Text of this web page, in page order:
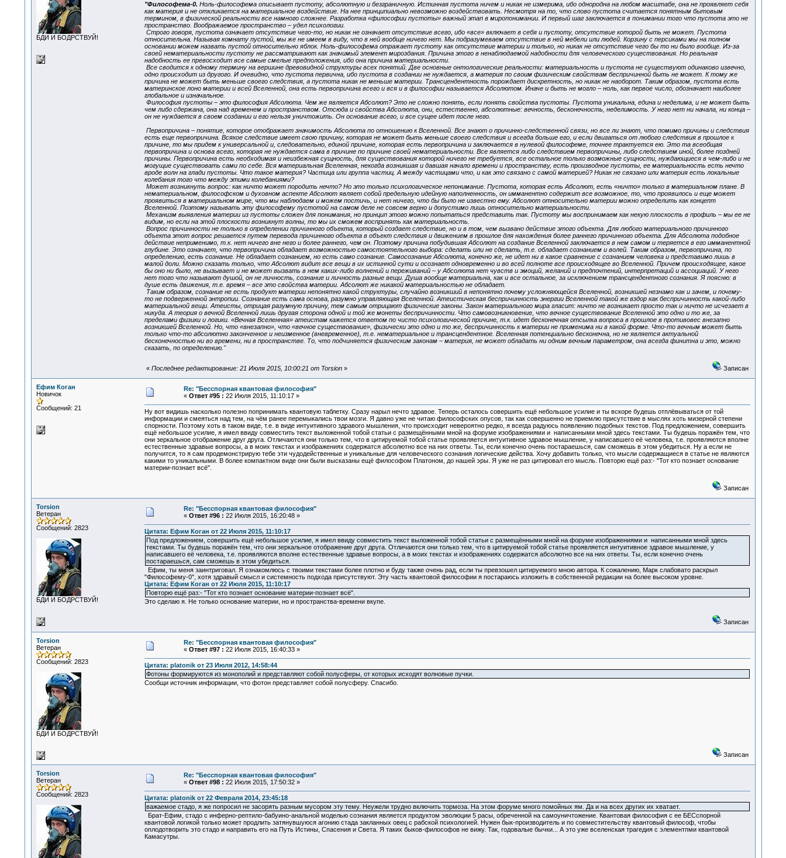
БДИ И БОДРСТВУЙ!
"Философема-0. Ноль-философема описывает пустоту, абсолютную и безграничную. Истинная пустота ничем и никак не измерима, ибо однородна на любом масштабе, она не проявляет себя
как материя и не откликается на материальное воздействие. На нее принципиально невозможно воздействовать. Несмотря на то, что слово пустота считается понятным бытовым
термином, в физической реальности все намного сложнее. Разработка «философии пустоты» важный этап в миропонимании. И первый шаг заключается в понимании того что пустота это не
пространство. Воображаемое пространство – удел психологии.
Строго говоря, пустота означает отсутствие чего-то, но никак не означает отсутствие всего, ибо «все» включает в себя и пустоту, отсутствие которой быть не может. Пустота
относительна. Называя комнату пустой, мы же не имеем в виду, что в ней вообще ничего нет. Мы подразумеваем отсутствие в ней мебели или людей. Корзину с персиками мы на полном
основании можем назвать пустой относительно яблок. Ноль-философема отражает пустоту как отсутствие материи и только, но никак не отсутствие чего бы то ни было вообще. Из-за
своей нематериальности пустоту не рассматривают как значимый элемент мироздания. Причина этого в ненаблюдаемой надобности для человеческого существования. Но реальная
надобность ее превосходит все самые смелые предположения, ибо она причина материальности.
Все сводится к одному термину на вершине древовидной структуры всех понятий. Две основные онтологические реальности: материальность и пустота не существуют одинаково извечно,
одно происходит из другого. И очевидно, что пустота первична, ибо пустота в создании не нуждается, а материя по своим физическим свойствам беспричинной быть не может. К тому же
причина не может быть меньше своего следствия, а пустота никак не меньше материи. Трансцендентность порождает дискретность, но никак не наоборот. Таким образом, пустота есть
материнское лоно материи и всей Вселенной, она есть первопричина всего и вся и в философии называется Абсолютом. Иначе и быть не могло – ноль, как первое число, обозначает наиболее
глобальное и изначальное.
Философия пустоты – это философия Абсолюта. Чем же является Абсолют? Это не сложно понять, если понять свойства пустоты. Пустота уникальна, едина и неделима, и не может быть
чем либо сдержана, она над временем и пространством. Отсюда и свойства Абсолюта, они, естественно, абсолютные: вечность, бесконечность, неделимость. У него нет ни начала, ни конца –
он не нуждается в своем создании и его нельзя уничтожить. Он основание всего, и все сущее идет после него.
Первопричина – понятие, которое отображает значимость Абсолюта по отношению к Вселенной. Все знают о причинно-следственной связи, но все ли знают, что помимо причины и следствия
есть еще первопричина. Всякое следствие имеет свою причину, которая не может быть меньше своего следствия и всегда больше его, и если двигаться от любого следствия в прошлое к
причине, то мы придем к универсальной и, следовательно, единой причине, которая есть первопричина и заключается в нулевой философеме, точнее трактуется ею. Это та всеобщая
первопричина и основа всего, которая не нуждается сама в причине по причине своей нематериальности. Все является либо следствием первопричины, либо следствием иной, более поздней
причины. Первопричина есть необходимая и неизбежная сущность, для существования которой ничего не требуется, все остальное только возможные сущности, нуждающиеся в чем-либо и не
могущие существовать сами по себе. Вся материальная Вселенная, некогда возникшая и давшая начало времени и пространству, есть производное пустоты, ее материальность есть нечто
вроде волн на глади пустоты. Что такое материя? Частица или группа частиц. А между частицами что, и как это связано с самой материей? Никак не связано или материя есть локальные
колебания того что между этими колебаниями?
Может возникнуть вопрос: как ничто может породить нечто? Но это только психологическое непонимание. Пустота, которая есть Абсолют, есть «ничто» только в материальном плане. В
нематериальном, философском и духовном аспекте Абсолют являет собой предельную идейную наполненность, он имманентно содержит все возможное, то, что проявилось и еще может
проявиться в материальном мире, что мы наблюдаем и можем постичь, и нет ничего, что бы было не известно ему. Абсолют относительно материи можно определить как концепт
Вселенной. Поэтому называть эту философему пустотой на самом деле не совсем верно и допустимо лишь относительно материальности.
Механизм выявления материи из пустоты сложен для понимания, но принцип этого можно попытаться представить так. Пустоту мы воспринимаем как некую плоскость в профиль – мы ее не
видим, но если на этой плоскости возникнут волны, то мы их сможем воспринять как материальность.
Вопрос причинности не только в определении причинного объекта, который создает следствие, но и в том, чем вызвано действие этого объекта. Для любого материального причинного
объекта этот вопрос решается путем перевода причинного объекта в объект следствия и движением в прошлое для нахождения более раннего причинного объекта. Для Абсолюта подобное
действие неприменимо, т.к. нет ничего вне него и более раннего, чем он. Поэтому причина побудившая Абсолют на создание Вселенной заключается в нем самом и теряется в его имманентной
глубине. Это означает, что первопричина обладает возможностью самостоятельного выбора: сделать или не сделать, т.е. обладает сознанием и волей. Таким образом, первопричина, по
определению, есть сознание. Не обладает сознанием, но есть само сознание. Самосознание Абсолюта, конечно же, не идет ни в какое сравнение с сознанием человека и представимо лишь в
малой доли. Можно сказать только, что Абсолют видит все вещи в их истинной сути и осознает одновременно и во всей полноте все происходящее во Вселенной. Причем происходящее, какое
бы оно ни было, не вызывает и не может вызвать в нем каких-либо волнений и переживаний – у Абсолюта нет чувств и эмоций, желаний и предпочтений, интерпретаций и ассоциаций. У него
нет того что называют душой, он не личность, сознание и личность разные вещи. Душа вообще материальна, как и все остальное, за исключением трансцендентного сознания. Я поясню: в
душе есть движения, т.е. время – все это свойства материи. Абсолют же никакой материальностью не обладает.
Таким образом, сознание не есть продукт материи непонятно какой структуры, случайно возникший в непонятно почему усложняющейся Вселенной, возникшей незнамо как и зачем, и почему-
то не подверженной энтропии. Сознание есть сама основа, разумно управляющая Вселенной. Атеистическая беспричинность энергии Вселенной такой же вздор как беспричинность какой-либо
материальной вещи. Атеисты, отрицая разумную причину, тем самым отрицают физические законы. Закон материального мира гласит: ничто не возникает просто так и ничто не исчезает в
никуда. А теория о вечной Вселенной лишь другая сторона одной и той же монеты беспричинности. Что самовозникновение, что вечное существование Вселенной это одно и то же, за
пределами физики и логики. «Вечная Вселенная» атеистам кажется ответом по чисто психологической причине, т.к. идет бесконечная отсылка вопроса в прошлое в противовес внезапно
возникшей Вселенной. Но, что «внезапно», что «вечное существование», физически это одно и то же, беспричинность к материи не применима ни в какой форме. Что-то вечным может быть
только что-то абсолютно законченное и неизменное (вневременное), т.е. нематериальное и трансцендентное. Вселенная потенциально бесконечна, но не является актуальной
бесконечностью ни во времени, ни в пространстве. То, что подчиняется физическим законам – материя, не может обладать ни одним вечным параметром, она всегда финитна и это, можно
сказать, по определению."
« Последнее редактирование: 21 Июля 2015, 10:00:21 от Torsion» Записан
Ефим Коган
Новичок
Сообщений: 21
Re: "Бесспорная квантовая философия"
« Ответ #95 : 22 Июля 2015, 11:10:17 »
Ну вот видишь насколько полезно попринимать квантовую таблетку. Сразу нарыл нечто здравое. Теперь осталось совершить ещё небольшое усилие и ты вскоре будешь отплёвываться от той
информации и смеяться над тем, на чём ранее перемыкались твои мозги. Я давно уже не читаю философских опусов, так как совершенно не приемлю присутствие в мыслях хоть мизерной степени
спорности. Поэтому хоть в таком виде, т.е. в виде интуитивного здравого мышления, что происходит невероятно редко, я всегда радуюсь появлению подобных текстов. Под предложением, совершить
ещё небольшое усилие, я имел ввиду совместить текст выложенной тобой статьи с размещёнными мной на форуме изображениями и написанными мной здесь текстами. Ты будешь поражён тем, что
они зеркальное отображение друг друга. Отличаются они только тем, что в цитируемой тобой статье проявляется интуитивное здравое мышление, у написавшего её человека, т.е. проявляются вполне
естественные здравые вопросы, а в моих текстах и изображениях содержатся абсолютно все на них ответы. Ты, если конечно очень постараешься, сам сможешь в этом убедиться. Ну а если не
получится, то я сам продемонстрирую тебе эти чудодейственные и уникальные для человеческого сознания логические действа. Хочу добавить только, что мысли содержащиеся в статье не являются
какими то уникальными. В более компактном виде они были высказаны ещё философом Платоном, до нашей эры. Я уже не раз цитировал его мысль. Повторю ещё раз:- "Тот кто познает основание
материи-познает всё".
Записан
Torsion
Ветеран
Сообщений: 2823
БДИ И БОДРСТВУЙ!
Re: "Бесспорная квантовая философия"
« Ответ #96 : 22 Июля 2015, 16:20:48 »
Цитата: Ефим Коган от 22 Июля 2015, 11:10:17
Под предложением, совершить ещё небольшое усилие, я имел ввиду совместить текст выложенной тобой статьи с размещёнными мной на форуме изображениями и написанными мной здесь
текстами. Ты будешь поражён тем, что они зеркальное отображение друг друга. Отличаются они только тем, что в цитируемой тобой статье проявляется интуитивное здравое мышление, у
написавшего её человека, т.е. проявляются вполне естественные здравые вопросы, а в моих текстах и изображениях содержатся абсолютно все на них ответы. Ты, если конечно очень
постараешься, сам сможешь в этом убедиться.
Ефим, ты меня заинтриговал. Я ознакомлюсь с твоими текстами более плотно и буду также очень рад, если ты превзошел цитируемого мною автора. К сожалению, Марк слабовато раскрыл
"Философему-0", хотя здравый смысл и системность подхода присутствуют. Эту часть квантовой философии я постараюсь изложить в собственной редакции на более высоком уровне.
Цитата: Ефим Коган от 22 Июля 2015, 11:10:17
Повторю ещё раз:- "Тот кто познает основание материи-познает всё".
Это сделаю я. Не только основание материи, но и пространства-времени вкупе.
Записан
Torsion
Ветеран
Сообщений: 2823
БДИ И БОДРСТВУЙ!
Re: "Бесспорная квантовая философия"
« Ответ #97 : 22 Июля 2015, 16:40:33 »
Цитата: platonik от 23 Июля 2012, 14:58:44
Фотоны формируются из монополий и представляют собой полусферы, от которых исходят волновые пучки.
Сообщи источник информации, что фотон представляет собой полусферу. Спасибо.
Записан
Torsion
Ветеран
Сообщений: 2823
Re: "Бесспорная квантовая философия"
« Ответ #98 : 22 Июля 2015, 17:50:32 »
Цитата: platonik от 22 Февраля 2014, 23:45:18
важаемое стадо, я же попросил не засорять разным мусором эту тему. Неужели трудно включить тормоза. На этом форуме много помойных ям. Да и на всех других их хватает.
Брат-Ефим, стадо с инферно-рептило-бабуино-анальной моделью сознания является продуктом эволюции 5 расы, обреченной на самоуничтожение. Квантовая философия с ее БЕСспорной
квантовой логикой только может продлить затянувшуюся агонию стада закланных овец с рабской психологией. Нужен бык-производитель и по совместительству квантовый философ, чтобы
оплодотворить это стадо и направить его на Путь Истины, Спасения и Света. Я таких быков-философов не вижу. Так, годовалые бычки... А это уже вселенская трагедия с элементпми квантовой
Камасутры.